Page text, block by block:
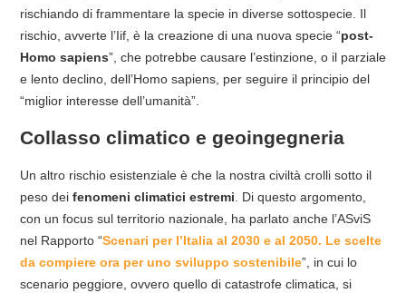
rischiando di frammentare la specie in diverse sottospecie. Il
rischio, avverte l’Iif, è la creazione di una nuova specie “post-
Homo sapiens”, che potrebbe causare l’estinzione, o il parziale
e lento declino, dell’Homo sapiens, per seguire il principio del
“miglior interesse dell’umanità”.
Collasso climatico e geoingegneria
Un altro rischio esistenziale è che la nostra civiltà crolli sotto il
peso dei fenomeni climatici estremi. Di questo argomento,
con un focus sul territorio nazionale, ha parlato anche l’ASviS
nel Rapporto “Scenari per l’Italia al 2030 e al 2050. Le scelte
da compiere ora per uno sviluppo sostenibile”, in cui lo
scenario peggiore, ovvero quello di catastrofe climatica, si